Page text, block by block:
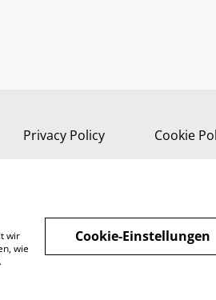
Privacy Policy Cookie
wir
wie
Cookie-Einstellungen